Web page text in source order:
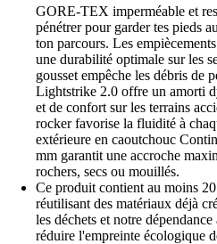
GORE-TEX imperméable et
pénétrer pour garder tes pieds
ton parcours. Les
une durabilité optimale sur les
gousset empêche les débris de
Lightstrike 2.0 offre un amorti
et de confort sur les terrains
rocker favorise la fluidité à
extérieure en caoutchouc
mm garantit une accroche
rochers, secs ou mouillés.
Ce produit contient au moins
réutilisant des matériaux déjà
les déchets et notre
réduire l'empreinte écologique